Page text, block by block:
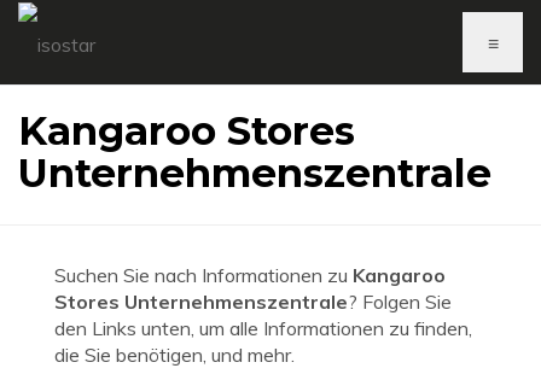
≡
Kangaroo Stores
Unternehmenszentrale
Suchen Sie nach Informationen zu Kangaroo
Stores Unternehmenszentrale? Folgen Sie
den Links unten, um alle Informationen zu finden,
die Sie benötigen, und mehr.